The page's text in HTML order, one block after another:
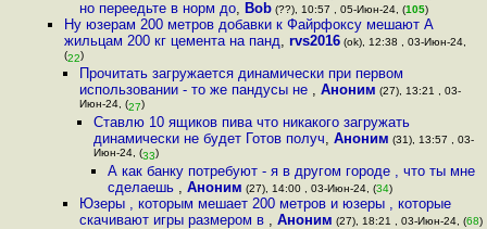
но переедьте в норм до, Bob(??), 10:57 , 05-Июн-24, (105)
Ну юзерам 200 метров добавки к Файрфоксу мешают А
жильцам 200 кг цемента на панд,rvs2016 (ok), 12:38 , 03-Июн-24,
(22)
Прочитать загружается динамически при первом
использовании - то же пандусы не , Аноним (27), 13:21 , 03-
Июн-24, (27)
Ставлю 10 ящиков пива что никакого загружать
динамически не будет Готов получ, Аноним (31), 13:57 , 03-
Июн-24, (33)
А как банку потребуют - я в другом городе , что ты мне
сделаешь ,Аноним (27), 14:00 , 03-Июн-24, (34)
Юзеры , которым мешает 200 метров и юзеры , которые
скачивают игры размером в , Аноним (27), 18:21 , 03-Июн-24, (68)